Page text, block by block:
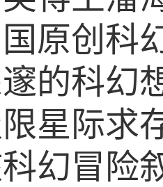
原创科
的科幻
星际求
幻冒险